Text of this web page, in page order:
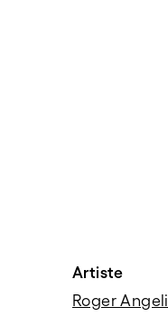
Artiste
Roger Angeli